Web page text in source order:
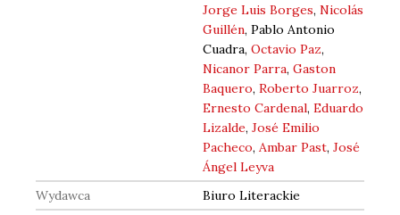
Jorge Luis Borges,Nicolás
Guillén, Pablo Antonio
Cuadra,Octavio Paz,
Nicanor Parra,Gaston
Baquero,Roberto Juarroz,
Ernesto Cardenal,Eduardo
Lizalde,José Emilio
Pacheco,Ambar Past,José
Ángel Leyva
Wydawca
Biuro Literackie